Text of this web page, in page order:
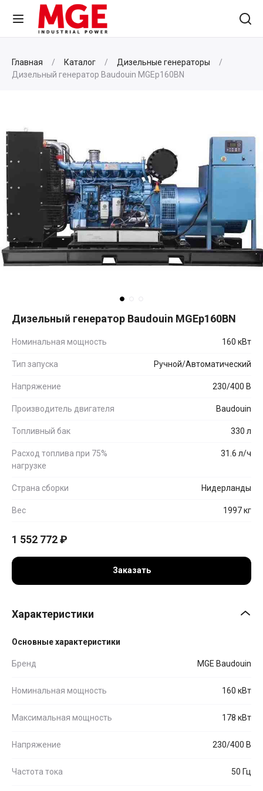
Главная Каталог
Дизельные генераторы
Дизельный генератор Baudouin MGEp160BN
Дизельный генератор Baudouin MGEp160BN
Номинальная мощность 160 кВт
Тип запуска Ручной/Автоматический
Напряжение 230/400 В
Производитель двигателя Baudouin
Топливный бак 330 л
Расход топлива при 75%
нагрузке
31.6 л/ч
Страна сборки Нидерланды
Вес 1997 кг
1 552 772₽
Заказать
Характеристики
Основные характеристики
Бренд MGE Baudouin
Номинальная мощность 160 кВт
Максимальная мощность 178 кВт
Напряжение 230/400 В
Частота тока 50 Гц